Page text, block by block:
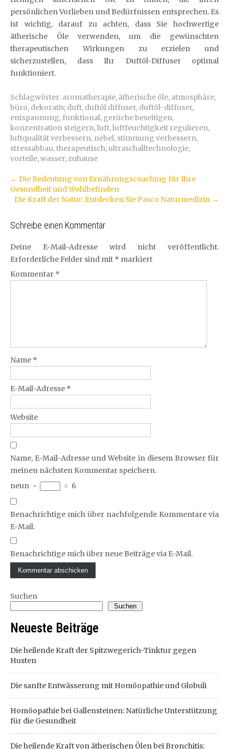
persönlichen Vorlieben und Bedürfnissen entsprechen. Es
ist wichtig, darauf zu achten, dass Sie hochwertige
ätherische Öle verwenden, um die gewünschten
therapeutischen Wirkungen zu erzielen und
sicherzustellen, dass Ihr Duftöl-Diffuser optimal
funktioniert.
Schlagwörter: aromatherapie, ätherische öle, atmosphäre,
büro, dekorativ, duft, duftöl diffuser, duftöl-diffuser,
entspannung, funktional, gerüche beseitigen,
konzentration steigern,luft,luftfeuchtigkeit regulieren,
luftqualität verbessern, nebel, stimmung verbessern,
stressabbau,therapeutisch,ultraschalltechnologie,
vorteile,wasser,zuhause
Artikel-
Navigation
← Die Bedeutung von Ernährungscoaching für Ihre
Gesundheit und Wohlbefinden
Die Kraft der Natur: Entdecken Sie Pasco Naturmedizin →
Schreibe einen Kommentar
Deine E-Mail-Adresse wird nicht veröffentlicht.
Erforderliche Felder sind mit * markiert
Kommentar *
Name *
E-Mail-Adresse *
Website
Name, E-Mail-Adresse und Website in diesem Browser für
meinen nächsten Kommentar speichern.
neun − = 6
Benachrichtige mich über nachfolgende Kommentare via
E-Mail.
Benachrichtige mich über neue Beiträge via E-Mail.
Suchen
Suchen
Neueste Beiträge
Die heilende Kraft der Spitzwegerich-Tinktur gegen
Husten
Die sanfte Entwässerung mit Homöopathie und Globuli
Homöopathie bei Gallensteinen: Natürliche Unterstützung
für die Gesundheit
Die heilende Kraft von ätherischen Ölen bei Bronchitis: